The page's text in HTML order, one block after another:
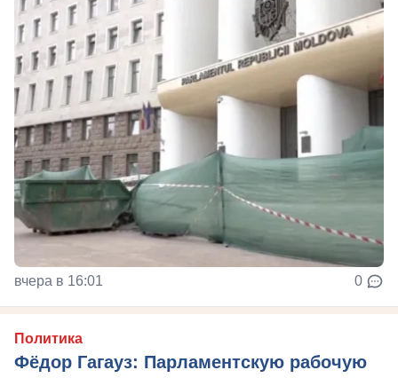
вчера в 16:01 0
Политика
Фёдор Гагауз: Парламентскую рабочую